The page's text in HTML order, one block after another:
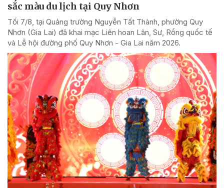
sắc màu du lịch tại Quy Nhơn
Tối 7/8, tại Quảng trường Nguyễn Tất Thành, phường Quy
Nhơn (Gia Lai) đã khai mạc Liên hoan Lân, Sư, Rồng quốc tế
và Lễ hội đường phố Quy Nhơn - Gia Lai năm 2026.